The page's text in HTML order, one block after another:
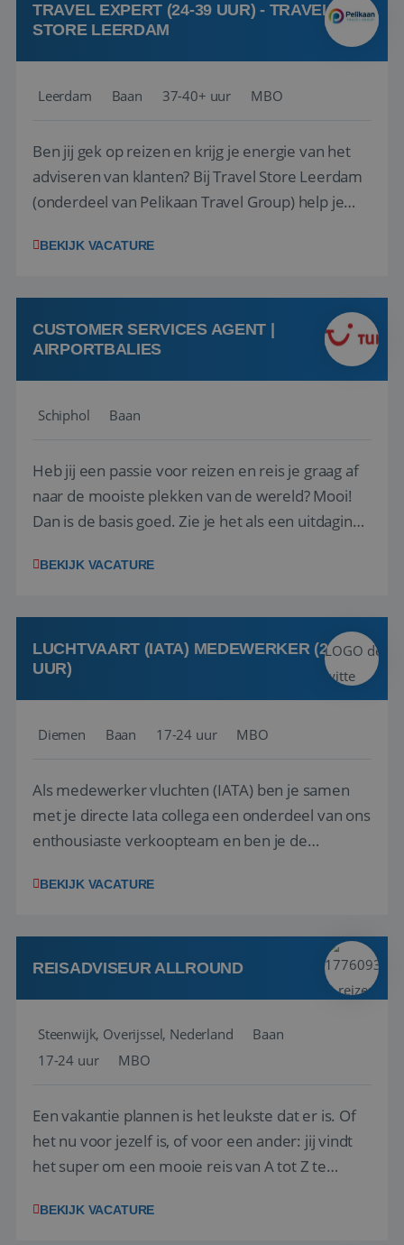
TRAVEL EXPERT (24-39 UUR) - TRAVEL
STORE LEERDAM
Leerdam Baan 37-40+ uur MBO
Ben jij gek op reizen en krijg je energie van het
adviseren van klanten? Bij Travel Store Leerdam
(onderdeel van Pelikaan Travel Group) help je
vinden. Samen maken we van elke reis een
hebt in de reisbranche of j...
BEKIJK VACATURE
CUSTOMER SERVICES AGENT |
AIRPORTBALIES
Schiphol Baan
Heb jij een passie voor reizen en reis je graag af
naar de mooiste plekken van de wereld? Mooi!
Dan is de basis goed. Zie je het als een uitdaging
het samenstellen en boeken van de perfecte
deze onderdelen zijn nu samen gevoegd...
BEKIJK VACATURE
LUCHTVAART (IATA) MEDEWERKER (24-32
UUR)
Diemen Baan 17-24 uur MBO
Als medewerker vluchten (IATA) ben je samen
met je directe Iata collega een onderdeel van ons
enthousiaste verkoopteam en ben je de
en tarieven waar je collega’s niet uitkomen.
kwaliteitsbewaking van alles wat met IATA te m...
BEKIJK VACATURE
REISADVISEUR ALLROUND
Steenwijk, Overijssel, Nederland
Baan
17-24 uur
MBO
Een vakantie plannen is het leukste dat er is. Of
het nu voor jezelf is, of voor een ander: jij vindt
het super om een mooie reis van A tot Z te
vakantiegangers de meest prachtige plekjes op
BEKIJK VACATURE